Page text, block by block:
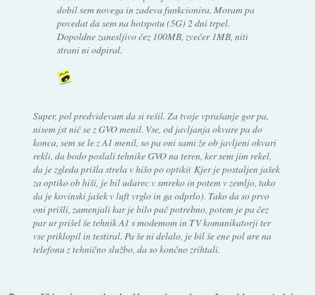
dobil sem novega in zadeva funkcionira. Moram pa
povedat da sem na hotspotu (5G) 2 dni trpel.
Dopoldne zanesljivo čez 100MB, zvečer 1MB, niti
strani ni odpiral.
Super, pol predvidevam da si rešil. Za tvoje vprašanje gor pa,
nisem jst nič se z GVO menil. Vse, od javljanja okvare pa do
konca, sem se le z A1 menil, so pa oni sami že ob javljeni okvari
rekli, da bodo poslali tehnike GVO na teren, ker sem jim rekel,
da je zgleda prišla strela v hišo po optiki( Kjer je postaljen jašek
za optiko ob hiši, je bil udarec v smreko in potem v zemljo, tako
da je kovinski jašek v luft vrglo in ga odprlo). Tako da so prvo
oni prišli, zamenjali kar je bilo pač potrebno, potem je pa čez
par ur prišel še tehnik A1 s modemom in TV komunikatorji ter
vse priklopil in testiral. Pa še ni delalo, je bil še ene pol ure na
telefonu z tehnično službo, da so končno zrihtali.